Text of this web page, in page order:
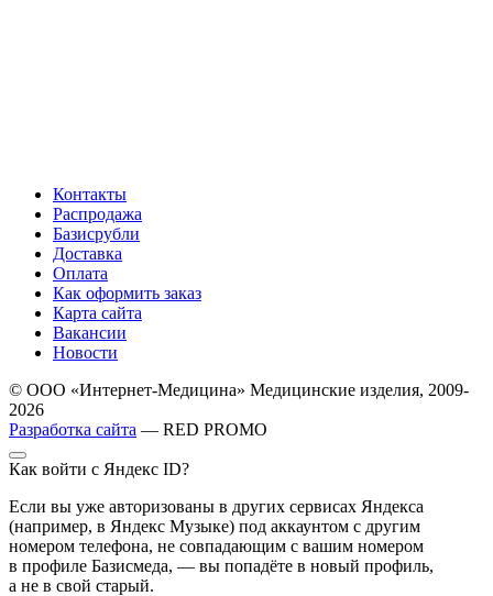
Контакты
Распродажа
Базисрубли
Доставка
Оплата
Как оформить заказ
Карта сайта
Вакансии
Новости
© ООО «Интернет-Медицина» Медицинские изделия, 2009-
2026
Разработка сайта — RED PROMO
Как войти с Яндекс ID?
Если вы уже авторизованы в других сервисах Яндекса
(например, в Яндекс Музыке) под аккаунтом с другим
номером телефона, не совпадающим с вашим номером
в профиле Базисмеда, — вы попадёте в новый профиль,
а не в свой старый.